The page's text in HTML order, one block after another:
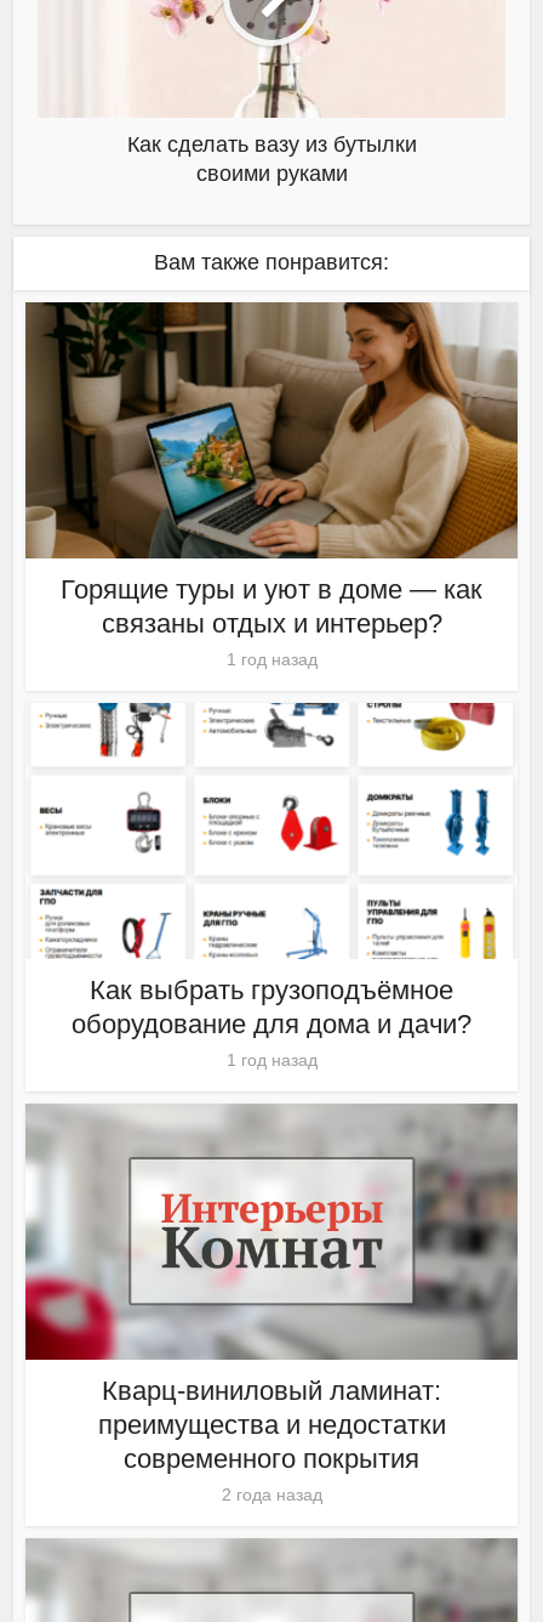
Как сделать вазу из бутылки
своими руками
Вам также понравится:
Горящие туры и уют в доме — как
связаны отдых и интерьер?
1 год назад
Как выбрать грузоподъёмное
оборудование для дома и дачи?
1 год назад
Кварц-виниловый ламинат:
преимущества и недостатки
современного покрытия
2 года назад